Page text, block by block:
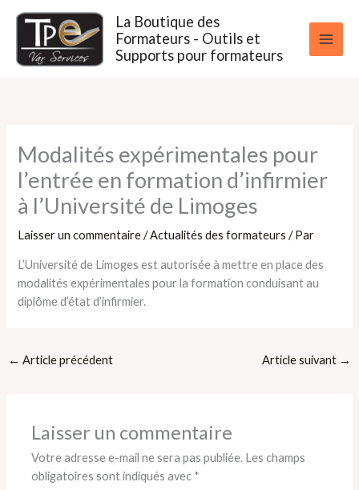
contenu
La Boutique des
Formateurs - Outils et
Supports pour formateurs
Modalités expérimentales pour
l’entrée en formation d’infirmier
à l’Université de Limoges
Laisser un commentaire /Actualités des formateurs / Par
L’Université de Limoges est autorisée à mettre en place des
modalités expérimentales pour la formation conduisant au
diplôme d’état d’infirmier.
← Article précédent Article suivant →
Laisser un commentaire
Votre adresse e-mail ne sera pas publiée. Les champs
obligatoires sont indiqués avec *